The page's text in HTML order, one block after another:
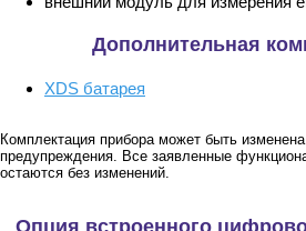
Дополнительная
XDS батарея
Комплектация прибора может быть
предупреждения. Все заявленные
остаются без изменений.